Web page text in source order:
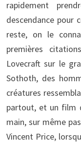
rapidement
descendance pour
reste, on le
premières
Lovecraft sur le
Sothoth, des
créatures
partout, et un film
main, sur même
Vincent Price,